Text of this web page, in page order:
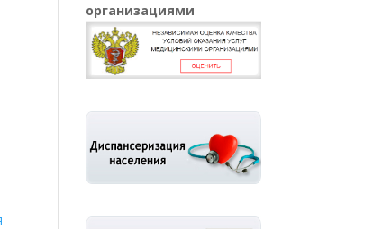
организациями